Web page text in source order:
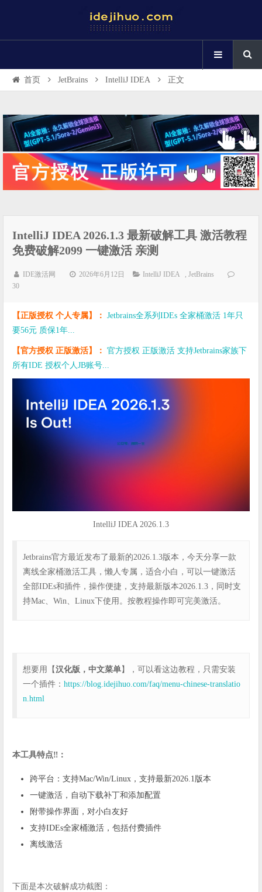
首页 JetBrains IntelliJ IDEA 正文
IntelliJ IDEA 2026.1.3 最新破解工具 激活教程
免费破解2099 一键激活 亲测
IDE激活网 2026年6月12日 IntelliJ IDEA ,JetBrains
30
【正版授权 个人专属】： Jetbrains全系列IDEs 全家桶激活 1年只
要56元 质保1年...
【官方授权 正版激活】： 官方授权 正版激活 支持Jetbrains家族下
所有IDE 授权个人JB账号...
IntelliJ IDEA 2026.1.3
Jetbrains官方最近发布了最新的2026.1.3版本，今天分享一款
离线全家桶激活工具，懒人专属，适合小白，可以一键激活
全部IDEs和插件，操作便捷，支持最新版本2026.1.3，同时支
持Mac、Win、Linux下使用。按教程操作即可完美激活。
想要用【汉化版，中文菜单】，可以看这边教程，只需安装
一个插件： https://blog.idejihuo.com/faq/menu-chinese-translatio
n.html
本工具特点‼️：
跨平台：支持Mac/Win/Linux，支持最新2026.1版本
一键激活，自动下载补丁和添加配置
附带操作界面，对小白友好
支持IDEs全家桶激活，包括付费插件
离线激活
下面是本次破解成功截图：